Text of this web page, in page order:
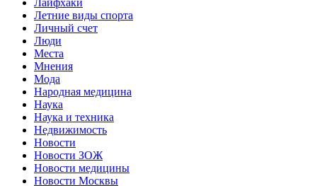
Лайфхаки
Летние виды спорта
Личный счет
Люди
Места
Мнения
Мода
Народная медицина
Наука
Наука и техника
Недвижимость
Новости
Новости ЗОЖ
Новости медицины
Новости Москвы